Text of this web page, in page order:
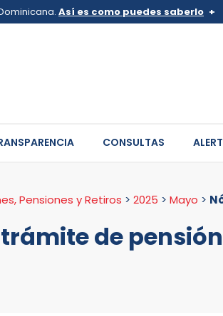
Así es como puedes saberlo
de
CONSULTAS
Pensiones y Retiros > 2025 > Mayo >
de